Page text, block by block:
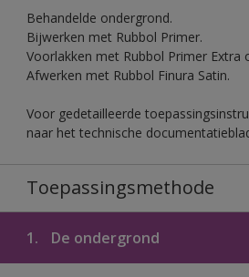
Behandelde ondergrond.
Bijwerken met Rubbol Primer.
Voorlakken met Rubbol Primer Extra
Afwerken met Rubbol Finura Satin.
Voor gedetailleerde
naar het technische
Toepassingsmethode
1. De ondergrond